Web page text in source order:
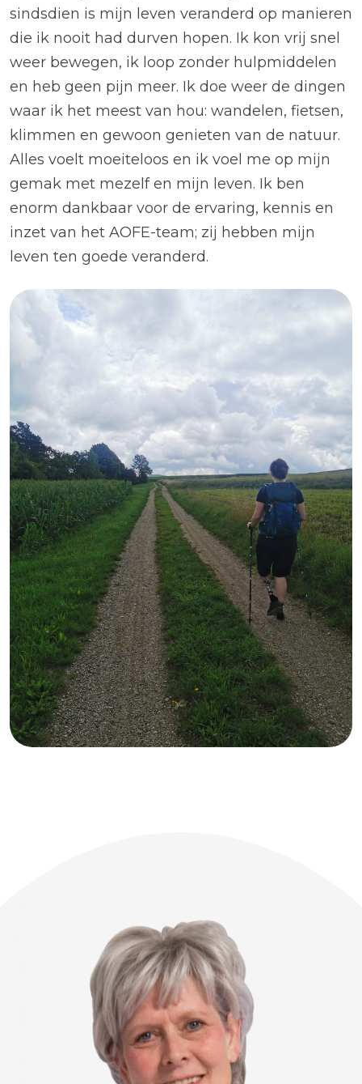
sindsdien is mijn leven veranderd op manieren
die ik nooit had durven hopen. Ik kon vrij snel
weer bewegen, ik loop zonder hulpmiddelen
en heb geen pijn meer. Ik doe weer de dingen
waar ik het meest van hou: wandelen, fietsen,
klimmen en gewoon genieten van de natuur.
Alles voelt moeiteloos en ik voel me op mijn
gemak met mezelf en mijn leven. Ik ben
enorm dankbaar voor de ervaring, kennis en
inzet van het AOFE-team; zij hebben mijn
leven ten goede veranderd.